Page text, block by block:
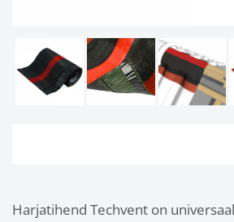
Harjatihend Techvent on